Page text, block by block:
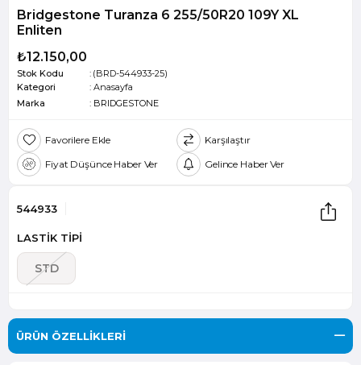
Bridgestone Turanza 6 255/50R20 109Y XL
Enliten
₺12.150,00
Stok Kodu
(BRD-544933-25)
Kategori
: Anasayfa
Marka
: BRIDGESTONE
Favorilere Ekle
Karşılaştır
Fiyat Düşünce Haber Ver
Gelince Haber Ver
544933
LASTİK TİPİ
STD
ÜRÜN ÖZELLIKLERI